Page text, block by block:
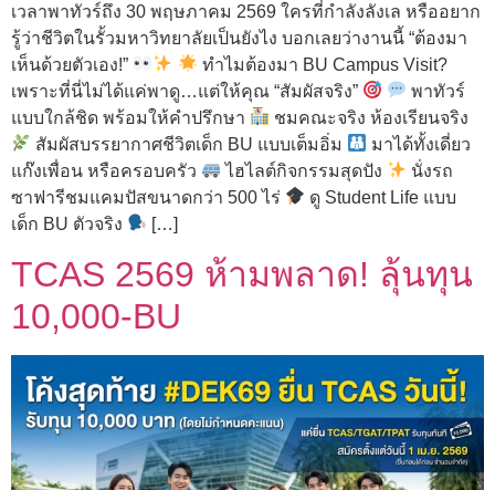
เวลาพาทัวร์ถึง 30 พฤษภาคม 2569 ใครที่กำลังลังเล หรืออยาก
รู้ว่าชีวิตในรั้วมหาวิทยาลัยเป็นยังไง บอกเลยว่างานนี้ “ต้องมา
เห็นด้วยตัวเอง!”
ทำไมต้องมา BU Campus Visit?
เพราะที่นี่ไม่ได้แค่พาดู…แต่ให้คุณ “สัมผัสจริง”
พาทัวร์
แบบใกล้ชิด พร้อมให้คำปรึกษา
ชมคณะจริง ห้องเรียนจริง
สัมผัสบรรยากาศชีวิตเด็ก BU แบบเต็มอิ่ม
มาได้ทั้งเดี่ยว
แก๊งเพื่อน หรือครอบครัว
ไฮไลต์กิจกรรมสุดปัง
นั่งรถ
ซาฟารีชมแคมปัสขนาดกว่า 500 ไร่
ดู Student Life แบบ
เด็ก BU ตัวจริง
[…]
TCAS 2569 ห้ามพลาด! ลุ้นทุน
10,000-BU